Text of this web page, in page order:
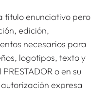
título enunciativo pero
edición,
necesarios para
logotipos, texto y
o en su
expresa